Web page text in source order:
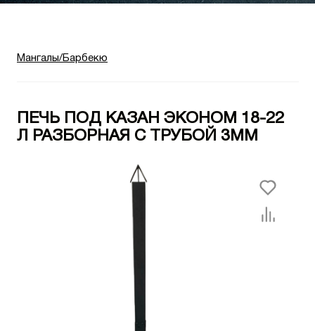
Мангалы/Барбекю
ПЕЧЬ ПОД КАЗАН ЭКОНОМ 18-22
Л РАЗБОРНАЯ С ТРУБОЙ 3ММ